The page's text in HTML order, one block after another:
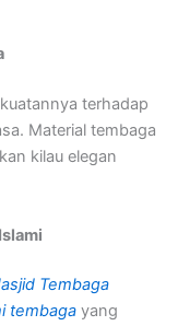
terhadap
Material tembaga
kilau elegan
Tembaga
tembaga yang